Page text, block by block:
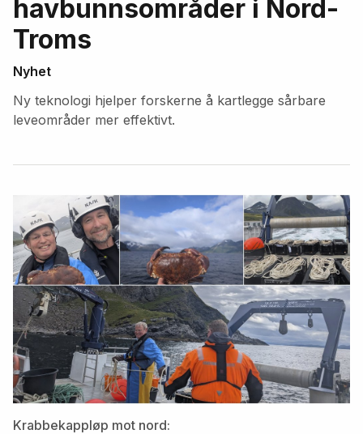
havbunnsområder i Nord-
Troms
Nyhet
Ny teknologi hjelper forskerne å kartlegge sårbare
leveområder mer effektivt.
Krabbekappløp mot nord: